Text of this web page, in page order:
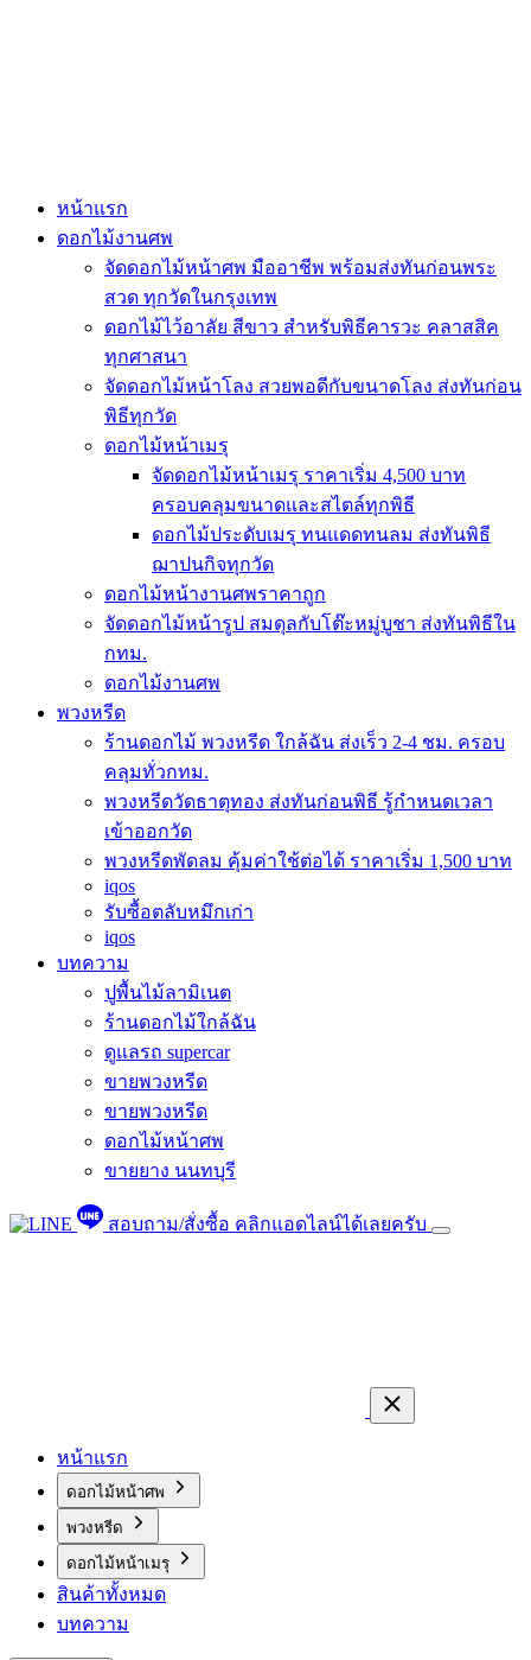
หน้าแรก
ดอกไม้งานศพ
จัดดอกไม้หน้าศพ มืออาชีพ พร้อมส่งทันก่อนพระ
สวด ทุกวัดในกรุงเทพ
ดอกไม้ไว้อาลัย สีขาว สำหรับพิธีคารวะ คลาสสิค
ทุกศาสนา
จัดดอกไม้หน้าโลง สวยพอดีกับขนาดโลง ส่งทันก่อน
พิธีทุกวัด
ดอกไม้หน้าเมรุ
จัดดอกไม้หน้าเมรุ ราคาเริ่ม 4,500 บาท
ครอบคลุมขนาดและสไตล์ทุกพิธี
ดอกไม้ประดับเมรุ ทนแดดทนลม ส่งทันพิธี
ฌาปนกิจทุกวัด
ดอกไม้หน้างานศพราคาถูก
จัดดอกไม้หน้ารูป สมดุลกับโต๊ะหมู่บูชา ส่งทันพิธีใน
กทม.
ดอกไม้งานศพ
พวงหรีด
ร้านดอกไม้ พวงหรีด ใกล้ฉัน ส่งเร็ว 2-4 ชม. ครอบ
คลุมทั่วกทม.
พวงหรีดวัดธาตุทอง ส่งทันก่อนพิธี รู้กำหนดเวลา
เข้าออกวัด
พวงหรีดพัดลม คุ้มค่าใช้ต่อได้ ราคาเริ่ม 1,500 บาท
iqos
รับซื้อตลับหมึกเก่า
iqos
บทความ
ปูพื้นไม้ลามิเนต
ร้านดอกไม้ใกล้ฉัน
ดูแลรถ supercar
ขายพวงหรีด
ขายพวงหรีด
ดอกไม้หน้าศพ
ขายยาง นนทบุรี
สอบถาม/สั่งซื้อ คลิกแอดไลน์ได้เลยครับ
หน้าแรก
ดอกไม้หน้าศพ
พวงหรีด
ดอกไม้หน้าเมรุ
สินค้าทั้งหมด
บทความ